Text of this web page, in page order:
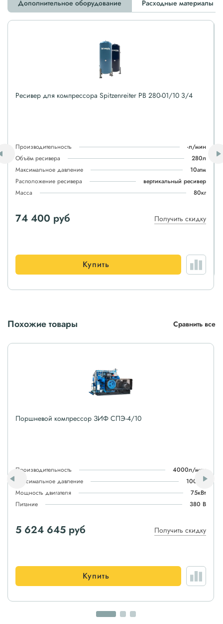
Дополнительное оборудование Расходные материалы
Ресивер для компрессора Spitzenreiter РВ 280-01/10 3/4
Производительность
-л/мин
Объём ресивера
280л
Максимальное давление
10атм
Расположение ресивера
вертикальный ресивер
Масса
80кг
74 400 руб Получить скидку
Купить
Похожие товары Сравнить все
Поршневой компрессор ЗИФ СПЭ-4/10
Производительность
4000л/мин
Максимальное давление
100атм
Мощность двигателя
75кВт
Питание
380 В
5 624 645 руб Получить скидку
Купить